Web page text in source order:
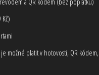
možné platit v hotovosti, QR